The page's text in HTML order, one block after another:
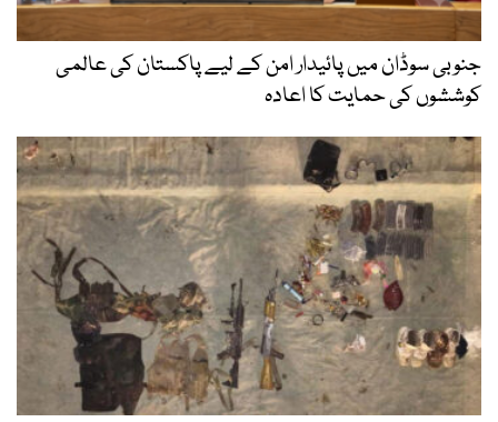
جنوبی سوڈان میں پائیدار امن کے لیے پاکستان کی عالمی
کوششوں کی حمایت کا اعادہ